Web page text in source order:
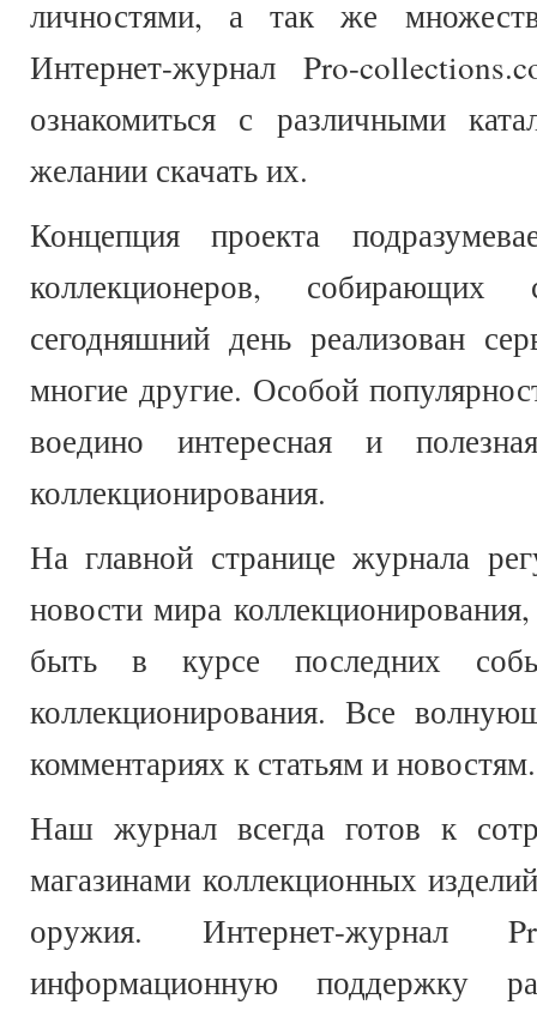
личностями, а так же
Интернет-журнал Pro-
ознакомиться с различными
желании скачать их.
Концепция проекта
коллекционеров,
сегодняшний день реализован
многие другие. Особой
воедино интересная и
коллекционирования.
На главной странице журнала
новости мира
быть в курсе последних
коллекционирования. Все
комментариях к статьям и новостям.
Наш журнал всегда готов к
магазинами коллекционных
оружия. Интернет-журнал
информационную поддержку